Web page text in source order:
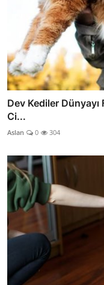
Dev Kediler
Ci...
Aslan 0 304